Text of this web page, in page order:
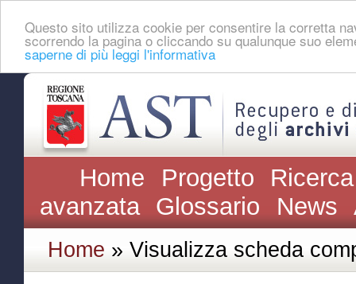
Questo sito utilizza cookie per consentire la corretta
scorrendo la pagina o cliccando su qualunque suo
saperne di più leggi l'informativa
Home Progetto
avanzata Glossario News
Home » Visualizza scheda